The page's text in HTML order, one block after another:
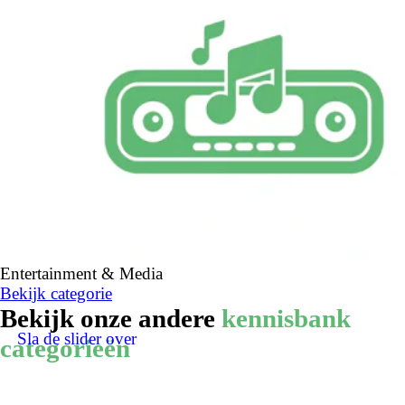
Entertainment & Media
Bekijk categorie
Bekijk onze andere kennisbank
categorieën
Sla de slider over